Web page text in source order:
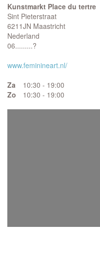
Kunstmarkt Place du tertre
Sint Pieterstraat
6211JN Maastricht
Nederland
06.........?
www.feminineart.nl/
Za
10:30 - 19:00
Zo
10:30 - 19:00